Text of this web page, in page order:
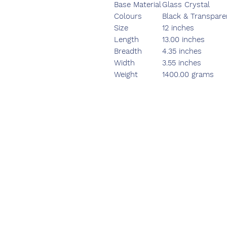
Base MaterialGlass Crystal
Colours
Black &
Size
12 inches
Length
13.00 inches
Breadth
4.35 inches
Width
3.55 inches
Weight
1400.00 grams